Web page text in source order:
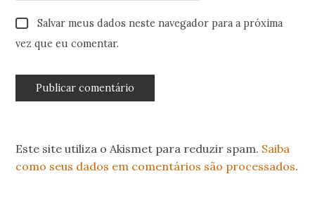
Salvar meus dados neste navegador para a próxima
vez que eu comentar.
Este site utiliza o Akismet para reduzir spam. Saiba
como seus dados em comentários são processados.